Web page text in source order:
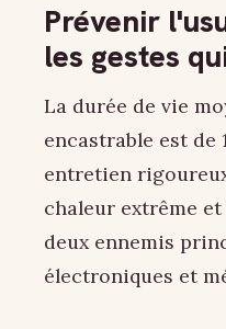
Prévenir
les gestes
La durée de vie
encastrable est de
entretien
chaleur extrême
deux ennemis
électroniques et